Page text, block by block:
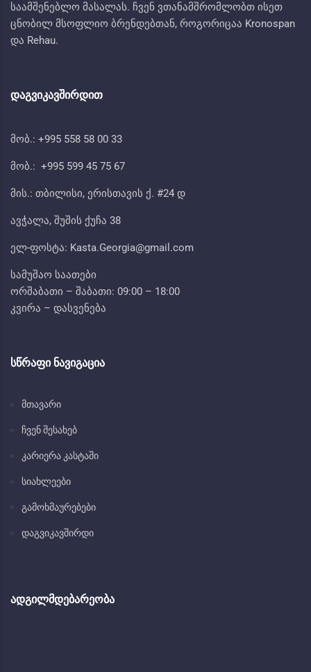
საამშენებლო მასალას. ჩვენ ვთანამშრომლობთ ისეთ
ცნობილ მსოფლიო ბრენდებთან, როგორიცაა Kronospan
და Rehau.
ᲓᲐᲒᲕᲘᲙᲐᲕᲨᲘᲠᲓᲘᲗ
მობ.: +995 558 58 00 33
მობ.: +995 599 45 75 67
მის.: თბილისი, ერისთავის ქ. #24 დ
ავჭალა, შუშის ქუჩა 38
ელ-ფოსტა: Kasta.Georgia@gmail.com
სამუშაო საათები
ორშაბათი – შაბათი: 09:00 – 18:00
კვირა – დასვენება
ᲡᲬᲠᲐᲤᲘ ᲜᲐᲕᲘᲒᲐᲪᲘᲐ
მთავარი
ჩვენ შესახებ
კარიერა კასტაში
სიახლეები
გამოხმაურებები
დაგვიკავშირდი
ᲐᲓᲒᲘᲚᲛᲓᲔᲑᲐᲠᲔᲝᲑᲐ